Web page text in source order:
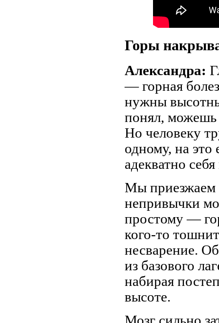
Горы
Александра:
— горная
нужны
понял, можешь
Но человеку
одному, на это
адекватно
Мы приезжаем
непривычки
простому —
кого-то
несварение.
из базового
набирая
высоте.